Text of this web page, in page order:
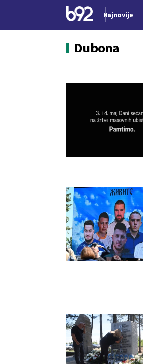
Najnovije
Dubona